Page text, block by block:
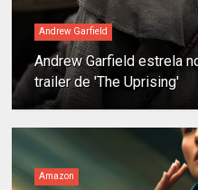
Andrew Garfield
Andrew Garfield estrela
trailer de 'The Uprising'
Amazon